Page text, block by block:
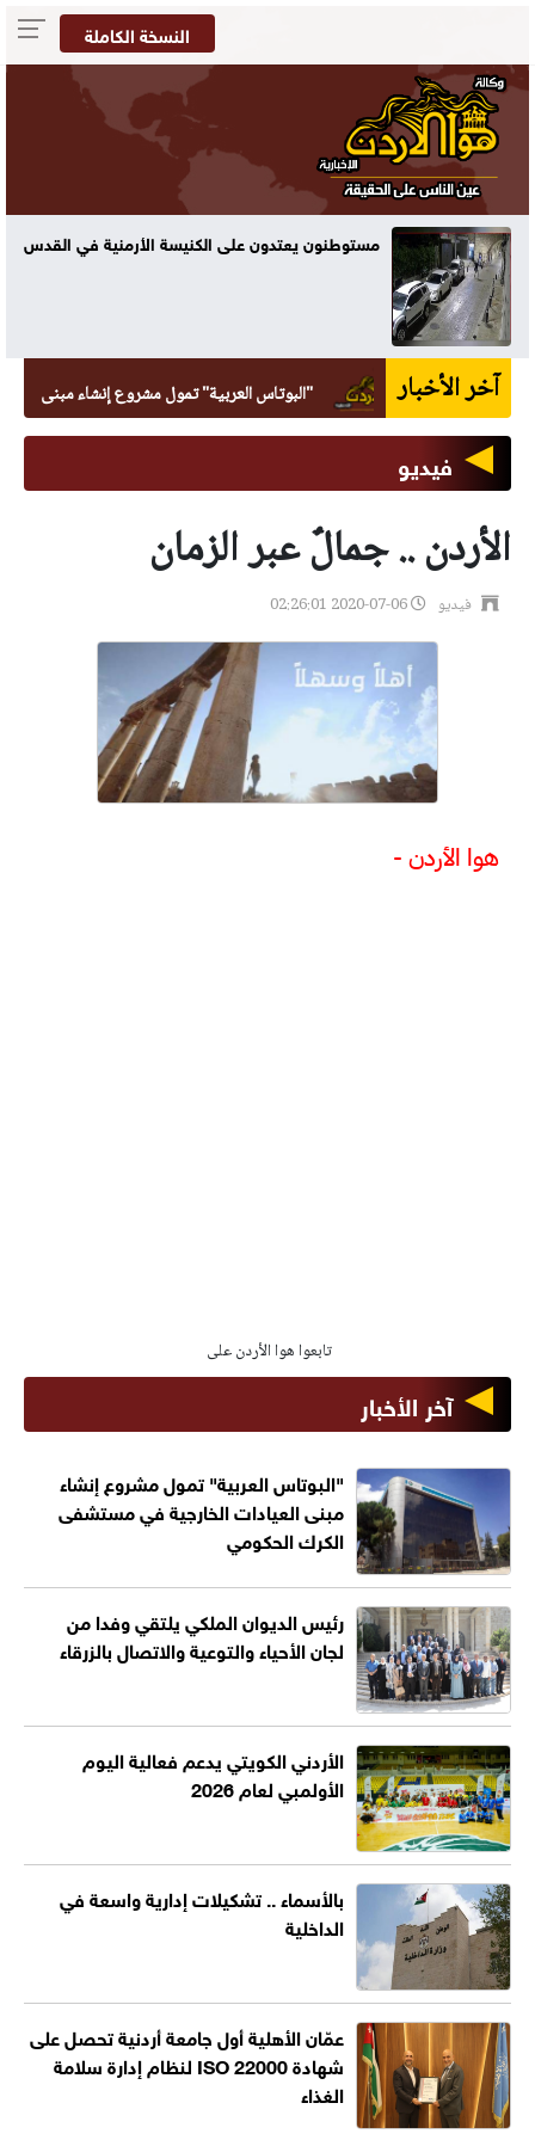
النسخة الكاملة
مستوطنون يعتدون على الكنيسة الأرمنية في القدس
آخر الأخبار "البوتاس العربية" تمول مشروع إنشاء مبنى العيادات
فيديو
الأردن .. جمالٌ عبر الزمان
فيديو
هوا الأردن -
تابعوا هوا الأردن على
آخر الأخبار
"البوتاس العربية" تمول مشروع إنشاء
مبنى العيادات الخارجية في مستشفى
الكرك الحكومي
رئيس الديوان الملكي يلتقي وفدا من
لجان الأحياء والتوعية والاتصال بالزرقاء
الأردني الكويتي يدعم فعالية اليوم
الأولمبي لعام 2026
بالأسماء .. تشكيلات إدارية واسعة في
الداخلية
عمّان الأهلية أول جامعة أردنية تحصل على
شهادة ISO 22000 لنظام إدارة سلامة
الغذاء